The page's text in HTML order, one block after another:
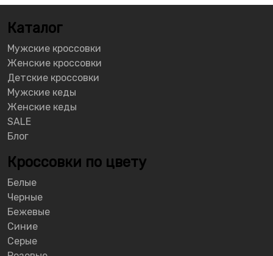
Каталог
Мужские кроссовки
Женские кроссовки
Детские кроссовки
Мужские кеды
Женские кеды
SALE
Блог
Кроссовки по цвету
Белые
Черные
Бежевые
Синие
Серые